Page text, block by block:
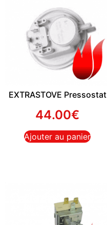
EXTRASTOVE Pressostat
44.00€
Ajouter au panier